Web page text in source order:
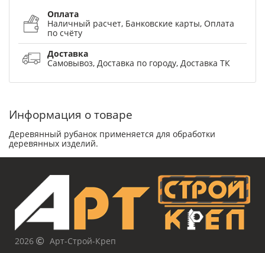
Оплата
Наличный расчет, Банковские карты, Оплата
по счёту
Доставка
Самовывоз, Доставка по городу, Доставка ТК
Информация о товаре
Деревянный рубанок применяется для обработки
деревянных изделий.
2026
Арт-Строй-Креп